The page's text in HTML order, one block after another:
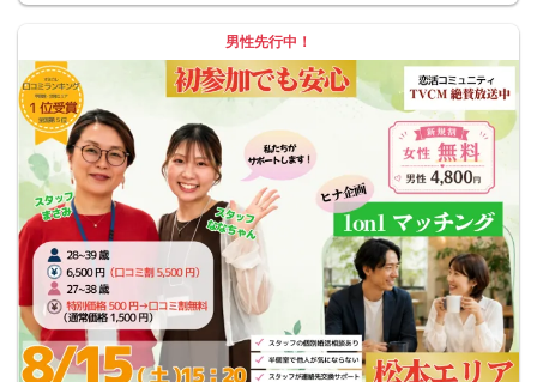
男性先行中！